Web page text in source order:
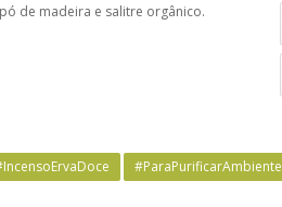
de madeira e salitre orgânico.
#ParaPurificarAmbiente